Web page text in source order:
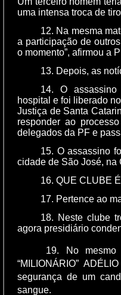
uma intensa troca de
12. Na mesma
a participação de
o momento”, afirmou a
13. Depois, as
14. O
hospital e foi liberado
Justiça de Santa
responder ao
delegados da PF e
15. O assassino
cidade de São José, na
16. QUE CLUBE
17. Pertence ao
18. Neste clube
agora presidiário
19. No
“MILIONÁRIO”
segurança de um
sangue.